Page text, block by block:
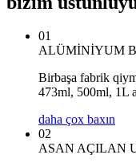
01
ALÜMİNİYUM
Birbaşa fabrik
473ml, 500ml, 1L
daha çox baxın
02
ASAN AÇILAN